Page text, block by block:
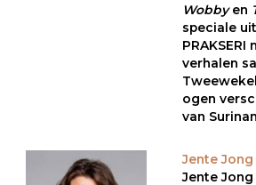
Wobbyen
speciale
verhalen
ogen
van
Jente Jong
Jente